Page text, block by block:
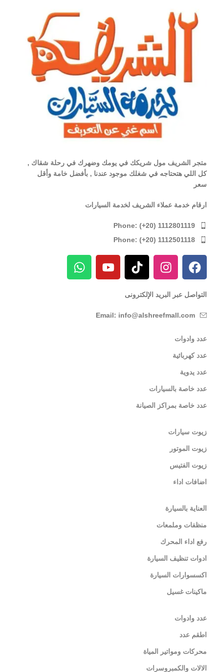
متجر الشريف مول شريكك في يومك وضهرك في رحلة شقاك ,
كل اللي هتحتاجه في شغلك موجود عندنا , بأفضل خامة وأقل
سعر
ارقام خدمة عملاء الشريف لخدمة السيارات
Phone: (+20) 1112801119
Phone: (+20) 1112501118
التواصل عبر البريد الإلكترونى
Email: info@alshreefmall.com
عدد وادوات
عدد كهربائية
عدد يدوية
عدد خاصة بالسيارات
عدد خاصة بمراكز الصيانة
زيوت سيارات
زيوت الموتور
زيوت الفتيس
اضافات اداء
العناية بالسيارة
منظفات وملمعات
رفع اداء المحرك
ادوات تنظيف السيارة
اكسسوارات السيارة
ماكينات غسيل
عدد وادوات
اطقم عدد
محركات ومواتير المياة
الالات والكمبروسرات